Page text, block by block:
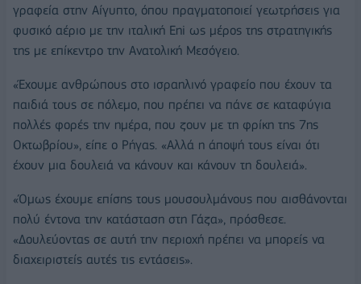
γραφεία στην Αίγυπτο, όπου πραγματοποιεί γεωτρήσεις για
φυσικό αέριο με την ιταλική Eni ως μέρος της στρατηγικής
της με επίκεντρο την Ανατολική Μεσόγειο.
«Έχουμε ανθρώπους στο ισραηλινό γραφείο που έχουν τα
παιδιά τους σε πόλεμο, που πρέπει να πάνε σε καταφύγια
πολλές φορές την ημέρα, που ζουν με τη φρίκη της 7ης
Οκτωβρίου», είπε ο Ρήγας. «Αλλά η άποψή τους είναι ότι
έχουν μια δουλειά να κάνουν και κάνουν τη δουλειά».
«Όμως έχουμε επίσης τους μουσουλμάνους που αισθάνονται
πολύ έντονα την κατάσταση στη Γάζα», πρόσθεσε.
«Δουλεύοντας σε αυτή την περιοχή πρέπει να μπορείς να
διαχειριστείς αυτές τις εντάσεις».